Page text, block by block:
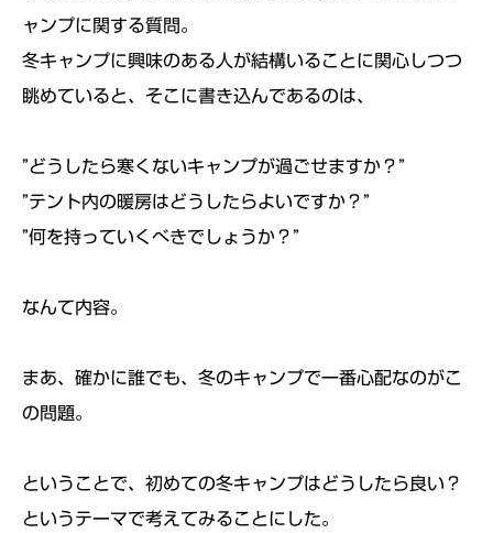
ャンプに関する質問。
冬キャンプに興味のある人が結構いることに関心しつつ
眺めていると、そこに書き込んであるのは、
”どうしたら寒くないキャンプが過ごせますか？”
”テント内の暖房はどうしたらよいですか？”
”何を持っていくべきでしょうか？”
なんて内容。
まあ、確かに誰でも、冬のキャンプで一番心配なのがこ
の問題。
ということで、初めての冬キャンプはどうしたら良い？
というテーマで考えてみることにした。